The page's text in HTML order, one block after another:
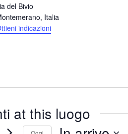
del Bivio
, Italia
indicazioni
at this luogo